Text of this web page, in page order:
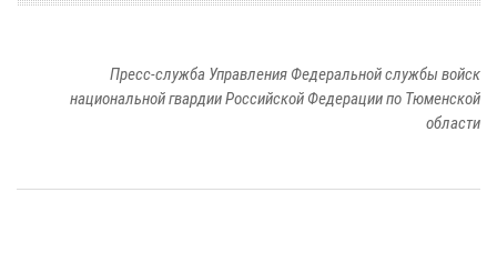
Пресс-служба Управления Федеральной службы войск
национальной гвардии Российской Федерации по Тюменской
области